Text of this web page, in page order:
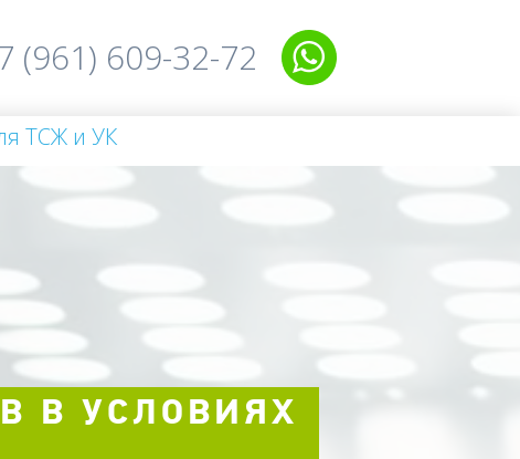
(961) 609-32-72
ТСЖ и УК
В УСЛОВИЯХ